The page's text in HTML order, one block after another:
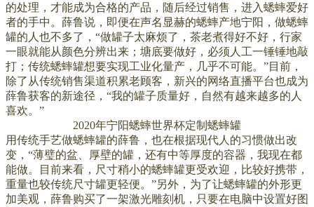
的处理，才能成为合格的产品，随后经过销售，进入蟋蟀爱好
者的手中。薛鲁说，即便在声名显赫的蟋蟀产地宁阳，做蟋蟀
罐的人也不多了，“做罐子太麻烦了，茶老煮得好不好，行家
一眼就能从颜色分辨出来；塘底要做好，必须人工一锤锤地敲
打；传统蟋蟀罐想要实现工业化量产，几乎不可能。”目前，
除了从传统销售渠道积累老顾客，新兴的网络直播平台也成为
薛鲁获客的新途径，“我的罐子质量好，自然有越来越多的人
喜欢。”
2020年宁阳蟋蟀世界杯定制蟋蟀罐
用传统手艺做蟋蟀罐的薛鲁，也在根据现代人的习惯做出改
变，“薄璧的盆、厚壁的罐，还有中等厚度的容器，我现在都
能做。目前来看，尺寸稍小的蟋蟀罐更受欢迎，比较好携带，
重量也较传统尺寸罐更轻便。”另外，为了让蟋蟀罐的外形更
加美观，薛鲁购买了一架激光雕刻机，只要在电脑中设置好图